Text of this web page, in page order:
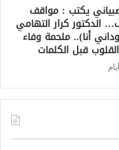
يكتب : مواقف
الدكتور كرار التهامي
أنا).. ملحمة وفاء
قبل الكلمات